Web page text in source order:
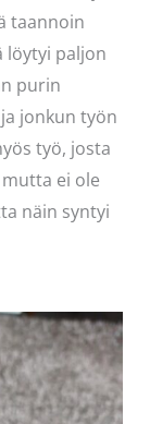
taannoin
löytyi paljon
purin
jonkun työn
työ, josta
ei ole
näin syntyi